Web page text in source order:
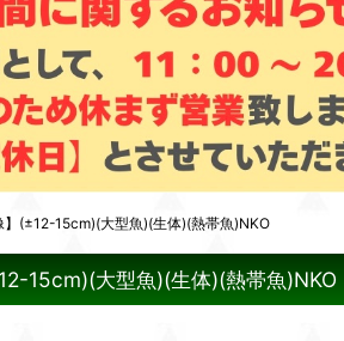
】(±12-15cm)(大型魚)(生体)(熱帯魚)NKO
15cm)(大型魚)(生体)(熱帯魚)NKO